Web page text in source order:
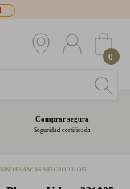
0
Comprar segura
Seguridad certificada
BLANCAS VELCRO 231005